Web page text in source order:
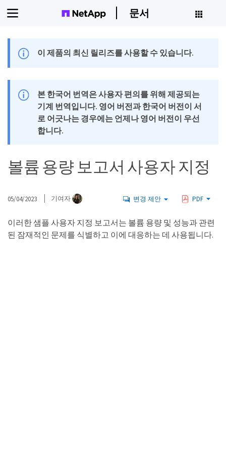
문서
이 제품의 최신 릴리즈를 사용할 수 있습니다.
본 한국어 번역은 사용자 편의를 위해 제공되는
기계 번역입니다. 영어 버전과 한국어 버전이 서
로 어긋나는 경우에는 언제나 영어 버전이 우선
합니다.
볼륨 용량 보고서 사용자 지정
05/04/2023 기여자 변경 제안 PDF
이러한 샘플 사용자 지정 보고서는 볼륨 용량 및 성능과 관련
된 잠재적인 문제를 식별하고 이에 대응하는 데 사용됩니다.